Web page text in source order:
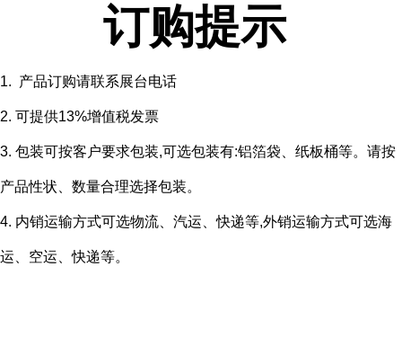
订购提示
1. 产品订购请联系展台电话
2. 可提供13%增值税发票
3. 包装可按客户要求包装,可选包装有:铝箔袋、纸板桶等。请按
产品性状、数量合理选择包装。
4. 内销运输方式可选物流、汽运、快递等,外销运输方式可选海
运、空运、快递等。